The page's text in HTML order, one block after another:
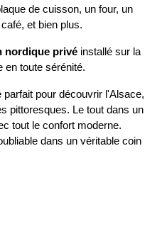
de cuisson, un four, un
et bien plus.
nordique privé installé sur la
en toute sérénité.
parfait pour découvrir l'Alsace,
pittoresques. Le tout dans un
tout le confort moderne.
dans un véritable coin